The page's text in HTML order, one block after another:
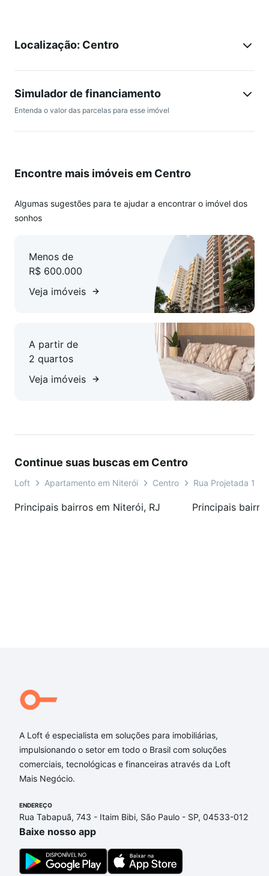
Localização: Centro
Simulador de financiamento
Entenda o valor das parcelas para esse imóvel
Encontre mais imóveis em Centro
Algumas sugestões para te ajudar a encontrar o imóvel dos
sonhos
Menos de
R$ 600.000
Veja imóveis
A partir de
2 quartos
Veja imóveis
Continue suas buscas em Centro
Loft Apartamento em Niterói Centro Rua Projetada 1
Principais bairros em Niterói, RJ Principais
A Loft é especialista em soluções para imobiliárias,
impulsionando o setor em todo o Brasil com soluções
comerciais, tecnológicas e financeiras através da Loft
Mais Negócio.
ENDEREÇO
Rua Tabapuã, 743 - Itaim Bibi, São Paulo - SP, 04533-012
Baixe nosso app